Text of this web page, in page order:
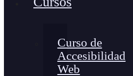
Curso de
Accesibilidad
Web